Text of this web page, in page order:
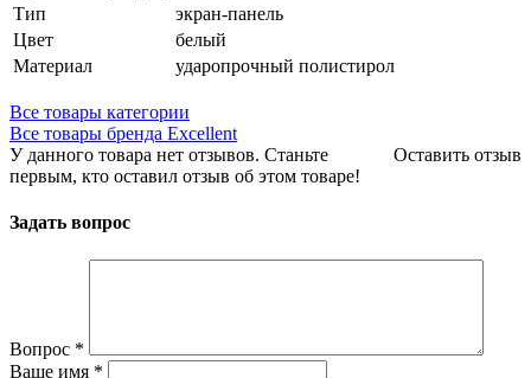
Тип
экран-панель
Цвет
белый
Материал
ударопрочный полистирол
Все товары категории
Все товары бренда Excellent
Оставить отзыв
У данного товара нет отзывов. Станьте
первым, кто оставил отзыв об этом товаре!
Задать вопрос
Вопрос *
Ваше имя *